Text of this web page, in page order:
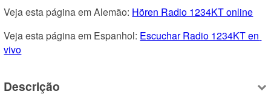
Veja esta página em Alemão: Hören Radio 1234KT online
Veja esta página em Espanhol: Escuchar Radio 1234KT en
vivo
Descrição